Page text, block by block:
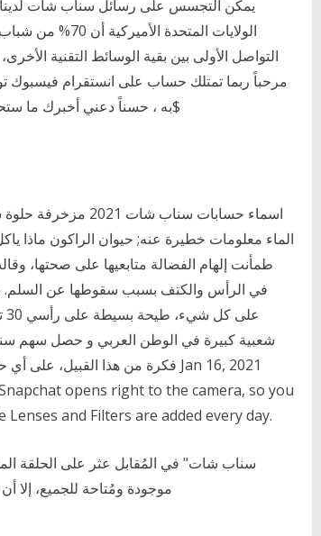
يمكن التجسس على رسائل سناب شات
الولايات
التواصل الأولى بين بقية الوسائط التقنية
مرحباً ربما تمتلك حساب على انستقرام فيسبوك
به ، حسناً دعني أخبرك ما ستحصل عليه مجرد شراء الخدمة لمرة واحدة فقط مقابل 15$
طمأنت إلهام الفضالة متابعيها على صحتها،
في الرأس والكتف بسبب سقوطها عن السلم.
شعبية كبيرة في الوطن العربي و حصل سهم
opens right to the camera, so you
Lenses and Filters are added every day.
موجودة ومُتاحة للجميع، إلا